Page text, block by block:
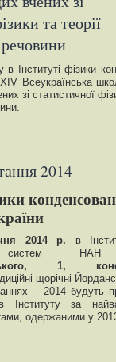
та теорії
Інституті фізики
Всеукраїнська
зі статистичної
2014
2014 р. в
систем НАН
1,
щорічні
– 2014 будуть
Інституту за
одержаними у